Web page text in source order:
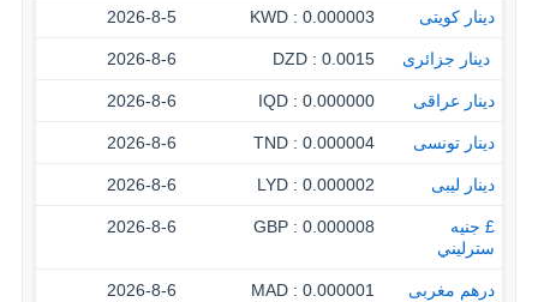
دينار كويتى 0.000003 : KWD
2026-8-5
‏ دينار جزائرى 0.0015 : DZD
2026-8-6
دينار عراقى 0.000000 : IQD
2026-8-6
دينار تونسى 0.000004 : TND
2026-8-6
دينار ليبى 0.000002 : LYD
2026-8-6
£ جنيه
سترليني
0.000008 : GBP
2026-8-6
درهم مغربى 0.000001 : MAD
2026-8-6